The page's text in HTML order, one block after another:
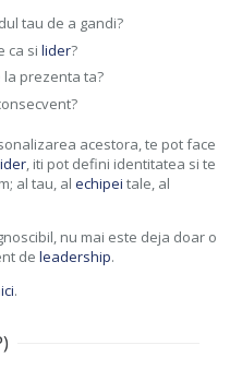
tau de a gandi?
ca si lider?
la prezenta ta?
acestora, te pot face
, iti pot defini identitatea si te
al tau, al echipei tale, al
nu mai este deja doar o
de leadership.
.